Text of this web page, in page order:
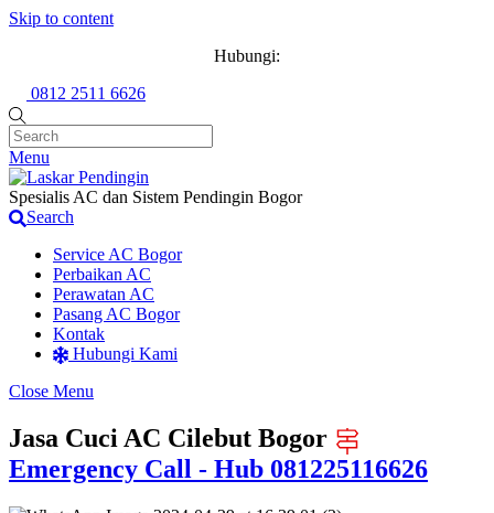
Skip to content
Hubungi:
0812 2511 6626
Menu
Spesialis AC dan Sistem Pendingin Bogor
Search
Service AC Bogor
Perbaikan AC
Perawatan AC
Pasang AC Bogor
Kontak
Hubungi Kami
Close Menu
Jasa Cuci AC Cilebut Bogor
Emergency Call - Hub 081225116626